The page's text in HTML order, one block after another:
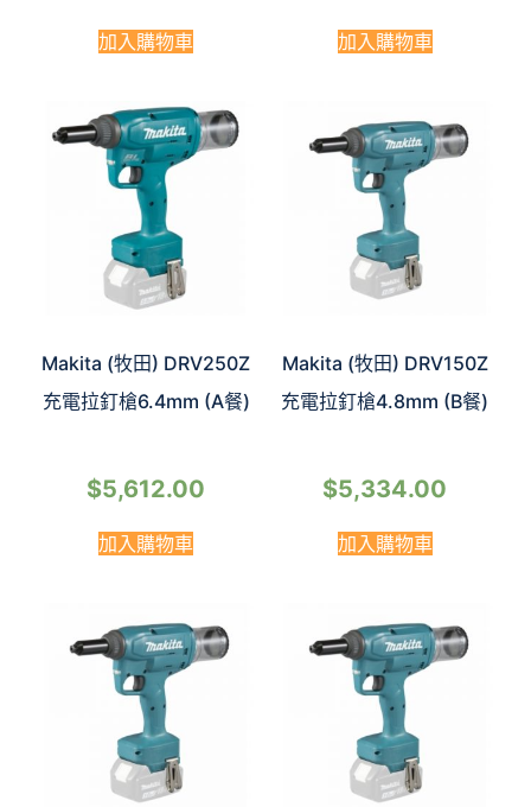
加入購物車 加入購物車
Makita (牧田) DRV250Z
充電拉釘槍6.4mm (A餐)
$5,612.00
加入購物車
Makita (牧田) DRV150Z
充電拉釘槍4.8mm (B餐)
$5,334.00
加入購物車